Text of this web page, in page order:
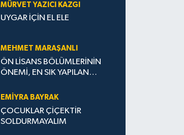
MÜRVET YAZICI KAZGI
UYGAR İÇİN EL ELE
MEHMET MARAŞANLI
ÖN LİSANS BÖLÜMLERİNİN
ÖNEMİ, EN SIK YAPILAN
STRATEJİLERİ
EMIYRA BAYRAK
ÇOCUKLAR ÇİÇEKTİR
SOLDURMAYALIM